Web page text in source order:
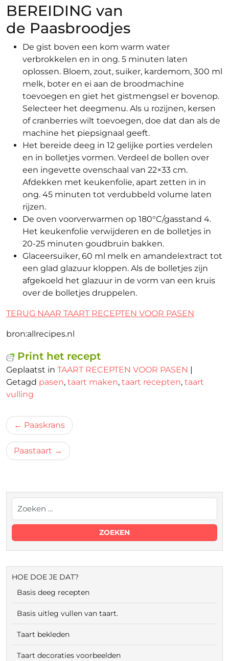
BEREIDING van
de Paasbroodjes
De gist boven een kom warm water
verbrokkelen en in ong. 5 minuten laten
oplossen. Bloem, zout, suiker, kardemom, 300 ml
melk, boter en ei aan de broodmachine
toevoegen en giet het gistmengsel er bovenop.
Selecteer het deegmenu. Als u rozijnen, kersen
of cranberries wilt toevoegen, doe dat dan als de
machine het piepsignaal geeft.
Het bereide deeg in 12 gelijke porties verdelen
en in bolletjes vormen. Verdeel de bollen over
een ingevette ovenschaal van 22×33 cm.
Afdekken met keukenfolie, apart zetten in in
ong. 45 minuten tot verdubbeld volume laten
rijzen.
De oven voorverwarmen op 180°C/gasstand 4.
Het keukenfolie verwijderen en de bolletjes in
20-25 minuten goudbruin bakken.
Glaceersuiker, 60 ml melk en amandelextract tot
een glad glazuur kloppen. Als de bolletjes zijn
afgekoeld het glazuur in de vorm van een kruis
over de bolletjes druppelen.
TERUG NAAR TAART RECEPTEN VOOR PASEN
bron:allrecipes.nl
Print het recept
Geplaatst in TAART RECEPTEN VOOR PASEN |
Getagd pasen, taart maken, taart recepten, taart
vulling
Bericht
navigatie
Paaskrans
Paastaart
HOE DOE JE DAT?
Basis deeg recepten
Basis uitleg vullen van taart.
Taart bekleden
Taart decoraties voorbeelden